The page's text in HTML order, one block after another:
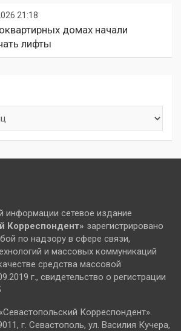
21:18
домах начали
лифты
информации сетевое издание
Корреспондент» зарегистрировано
по надзору в сфере связи,
и массовых коммуникаций
средства массовой
г., свидетельство о регистрации
Корреспондент».
г. Севастополь, ул. Василия Кучера,